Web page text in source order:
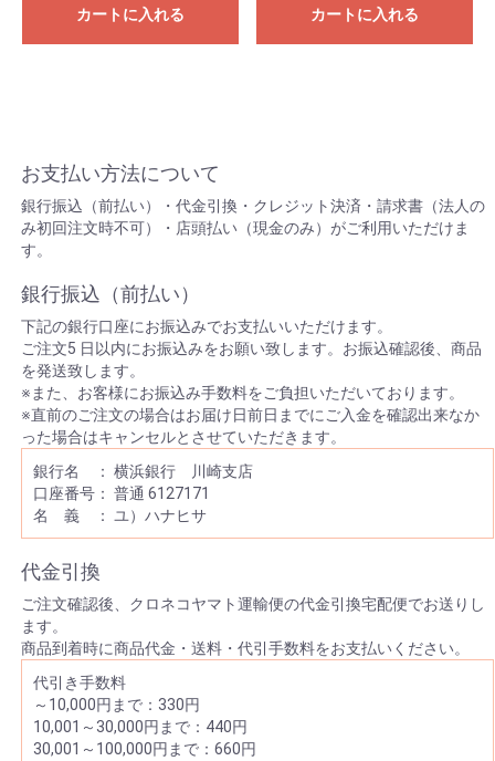
カートに入れる カートに入れる
お支払い方法について
銀行振込（前払い）・代金引換・クレジット決済・請求書（法人の
み初回注文時不可）・店頭払い（現金のみ）がご利用いただけま
す。
銀行振込（前払い）
下記の銀行口座にお振込みでお支払いいただけます。
ご注文5 日以内にお振込みをお願い致します。お振込確認後、商品
を発送致します。
※また、お客様にお振込み手数料をご負担いただいております。
※直前のご注文の場合はお届け日前日までにご入金を確認出来なか
った場合はキャンセルとさせていただきます。
銀行名 ： 横浜銀行 川崎支店
口座番号： 普通 6127171
名 義 ： ユ）ハナヒサ
代金引換
ご注文確認後、クロネコヤマト運輸便の代金引換宅配便でお送りし
ます。
商品到着時に商品代金・送料・代引手数料をお支払いください。
代引き手数料
～10,000円まで：330円
10,001～30,000円まで：440円
30,001～100,000円まで：660円